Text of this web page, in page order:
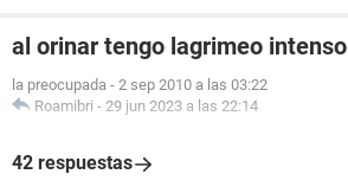
al orinar tengo lagrimeo intenso
la preocupada - 2 sep 2010 a las 03:22
Roamibri - 29 jun 2023 a las 22:14
42 respuestas